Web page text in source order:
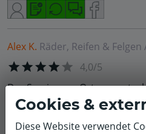
Alex K. Räder, Reifen & Felgen
4,0/5
Der Service vor Ort war gut,
Bestellung gab es Probleme
unvollständigen oder
Cookies &
Diese Website verwendet